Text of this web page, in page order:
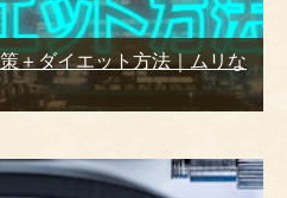
＋ダイエット方法｜ムリな